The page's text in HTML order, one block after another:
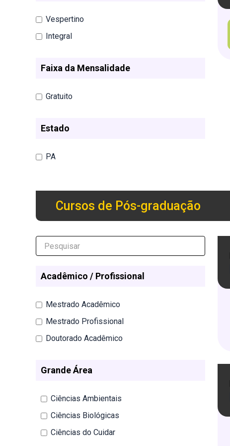
Vespertino
Integral
Faixa da Mensalidade
Gratuito
Estado
PA
Cursos de Pós-graduação
Acadêmico / Profissional
Mestrado Acadêmico
Mestrado Profissional
Doutorado Acadêmico
Grande Área
Ciências Ambientais
Ciências Biológicas
Ciências do Cuidar